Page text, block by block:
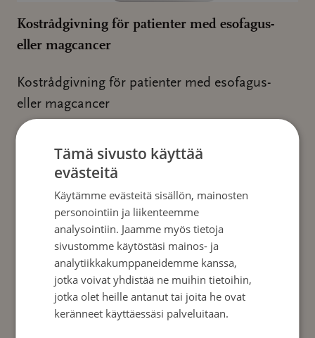
Kostrådgivning för patienter med esofagus-
eller magcancer
Kostrådgivning för patienter med esofagus-
eller magcancer
→
Tämä sivusto käyttää
evästeitä
Käytämme evästeitä sisällön, mainosten
personointiin ja liikenteemme
analysointiin. Jaamme myös tietoja
sivustomme käytöstäsi mainos- ja
analytiikkakumppaneidemme kanssa,
jotka voivat yhdistää ne muihin tietoihin,
jotka olet heille antanut tai joita he ovat
keränneet käyttäessäsi palveluitaan.